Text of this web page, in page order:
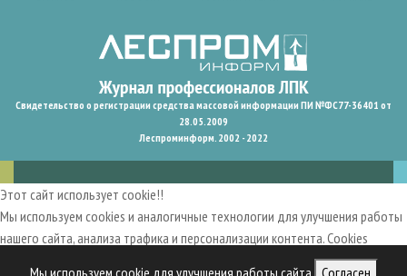
Мы используем cookie для улучшения работы сайта Согласен
Свидетельство о регистрации средства массовой информации ПИ №ФС77-36401 от
28.05.2009
Леспроминформ. 2002 - 2022
Этот сайт использует cookie!!
Мы используем cookies и аналогичные технологии для улучшения работы
нашего сайта, анализа трафика и персонализации контента. Cookies